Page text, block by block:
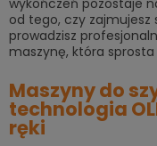
wykończeń pozostaje
od tego, czy
prowadzisz
maszynę, która
Maszyny do
technologia
ręki